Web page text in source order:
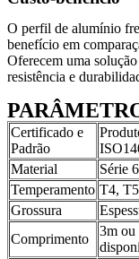
O perfil de alumínio
benefício em
Oferecem uma
resistência e
Certificado e
Padrão
Material
Série
Temperamento T4,
Grossura
Comprimento
3m ou